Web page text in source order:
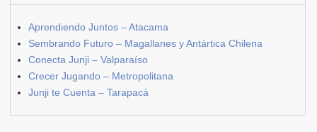
Aprendiendo Juntos – Atacama
Sembrando Futuro – Magallanes y Antártica Chilena
Conecta Junji – Valparaíso
Crecer Jugando – Metropolitana
Junji te Cuenta – Tarapacá